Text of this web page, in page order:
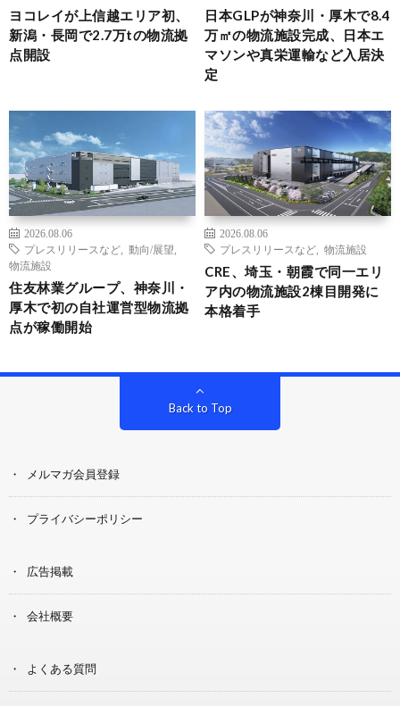
ヨコレイが上信越エリア初、
新潟・長岡で2.7万tの物流拠
点開設
日本GLPが神奈川・厚木で8.4
万㎡の物流施設完成、日本エ
マソンや真栄運輸など入居決
定
2026.08.06
プレスリリースなど
動向/展望
物流施設
住友林業グループ、神奈川・
厚木で初の自社運営型物流拠
点が稼働開始
2026.08.06
プレスリリースなど
物流施設
CRE、埼玉・朝霞で同一エリ
ア内の物流施設2棟目開発に
本格着手
Back to Top
メルマガ会員登録
プライバシーポリシー
広告掲載
会社概要
よくある質問